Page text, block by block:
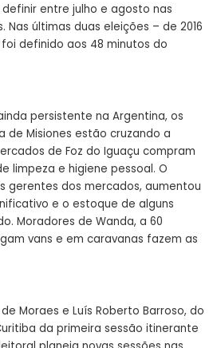
entre julho e agosto nas
Nas últimas duas eleições – de 2016
definido aos 48 minutos do
persistente na Argentina, os
de Misiones estão cruzando a
de Foz do Iguaçu compram
limpeza e higiene pessoal. O
gerentes dos mercados, aumentou
e o estoque de alguns
Moradores de Wanda, a 60
vans e em caravanas fazem as
Moraes e Luís Roberto Barroso, do
da primeira sessão itinerante